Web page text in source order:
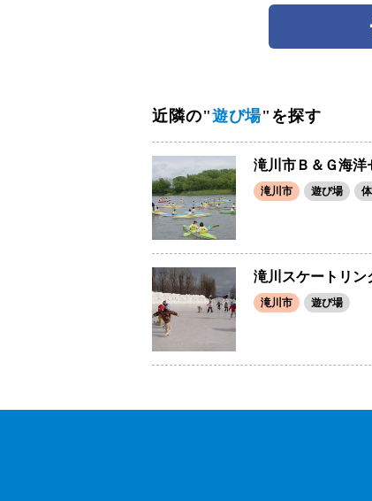
近隣の"遊び場"を探す
滝川市Ｂ＆Ｇ海洋
滝川市 遊び場
滝川スケートリン
滝川市 遊び場